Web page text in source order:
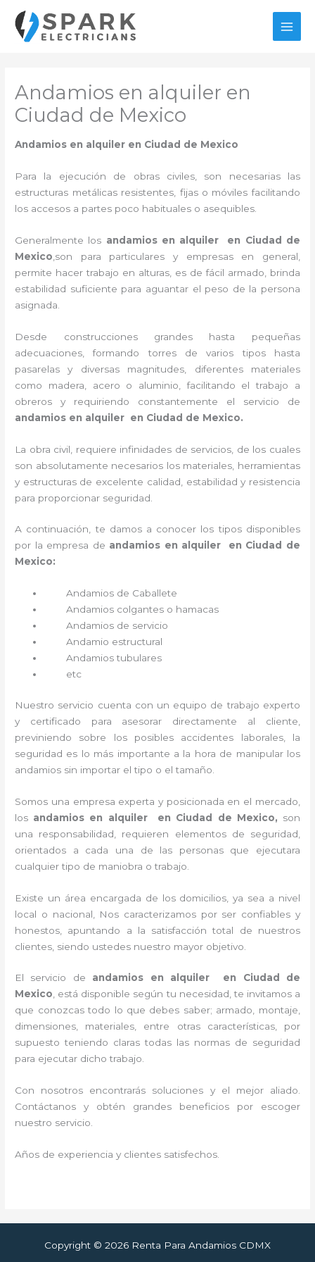
contenido
Andamios en alquiler en
Ciudad de Mexico
Andamios en alquiler en Ciudad de Mexico
Para la ejecución de obras civiles, son necesarias las
estructuras metálicas resistentes, fijas o móviles facilitando
los accesos a partes poco habituales o asequibles.
Generalmente los andamios en alquiler en Ciudad de
Mexico ,son para particulares y empresas en general,
permite hacer trabajo en alturas, es de fácil armado, brinda
estabilidad suficiente para aguantar el peso de la persona
asignada.
Desde construcciones grandes hasta pequeñas
adecuaciones, formando torres de varios tipos hasta
pasarelas y diversas magnitudes, diferentes materiales
como madera, acero o aluminio, facilitando el trabajo a
obreros y requiriendo constantemente el servicio de
andamios en alquiler en Ciudad de Mexico.
La obra civil, requiere infinidades de servicios, de los cuales
son absolutamente necesarios los materiales, herramientas
y estructuras de excelente calidad, estabilidad y resistencia
para proporcionar seguridad.
A continuación, te damos a conocer los tipos disponibles
por la empresa de andamios en alquiler en Ciudad de
Mexico:
Andamios de Caballete
Andamios colgantes o hamacas
Andamios de servicio
Andamio estructural
Andamios tubulares
etc
Nuestro servicio cuenta con un equipo de trabajo experto
y certificado para asesorar directamente al cliente,
previniendo sobre los posibles accidentes laborales, la
seguridad es lo más importante a la hora de manipular los
andamios sin importar el tipo o el tamaño.
Somos una empresa experta y posicionada en el mercado,
los andamios en alquiler en Ciudad de Mexico, son
una responsabilidad, requieren elementos de seguridad,
orientados a cada una de las personas que ejecutara
cualquier tipo de maniobra o trabajo.
Existe un área encargada de los domicilios, ya sea a nivel
local o nacional, Nos caracterizamos por ser confiables y
honestos, apuntando a la satisfacción total de nuestros
clientes, siendo ustedes nuestro mayor objetivo.
El servicio de andamios en alquiler en Ciudad de
Mexico, está disponible según tu necesidad, te invitamos a
que conozcas todo lo que debes saber; armado, montaje,
dimensiones, materiales, entre otras características, por
supuesto teniendo claras todas las normas de seguridad
para ejecutar dicho trabajo.
Con nosotros encontrarás soluciones y el mejor aliado.
Contáctanos y obtén grandes beneficios por escoger
nuestro servicio.
Años de experiencia y clientes satisfechos.
Copyright © 2026 Renta Para Andamios CDMX